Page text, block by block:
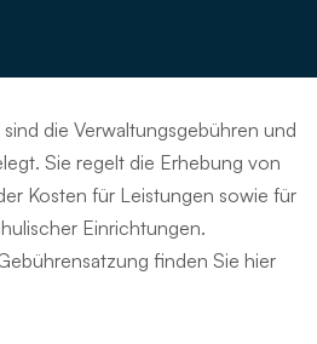
die Verwaltungsgebühren und
Sie regelt die Erhebung von
Kosten für Leistungen sowie für
Einrichtungen.
finden Sie hier